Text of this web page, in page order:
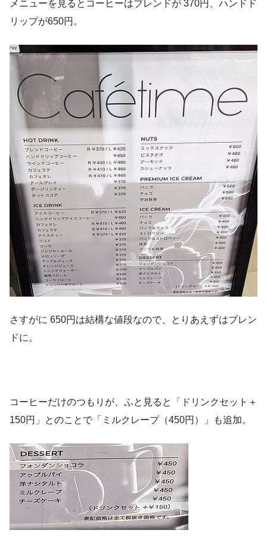
メニューを見るとコーヒーはブレンドが 370円、ハンドド
リップが650円。
さすがに 650円は結構な値段なので、とりあえずはブレン
ドに。
コーヒーだけのつもりが、ふと見ると「ドリンクセット＋
150円」とのことで「ミルクレープ（450円）」も追加。